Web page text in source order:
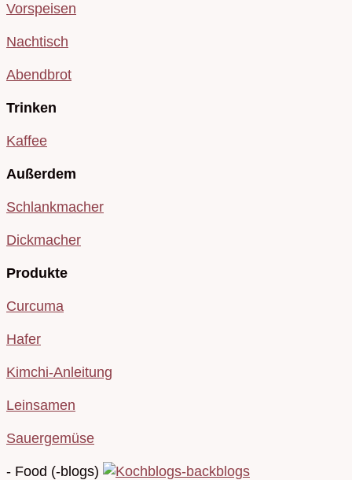
Vorspeisen
Nachtisch
Abendbrot
Trinken
Kaffee
Außerdem
Schlankmacher
Dickmacher
Produkte
Curcuma
Hafer
Kimchi-Anleitung
Leinsamen
Sauergemüse
- Food (-blogs)